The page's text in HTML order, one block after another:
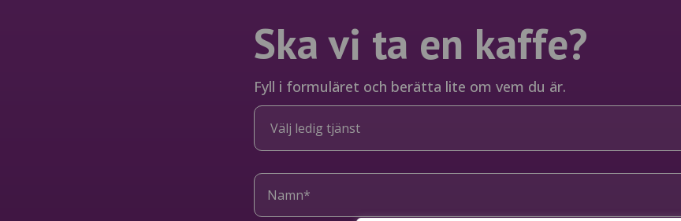
Ska vi ta en kaffe?
Fyll i formuläret och berätta lite om vem du är.